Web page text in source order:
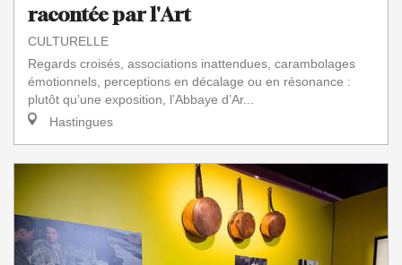
racontée par l'Art
CULTURELLE
Regards croisés, associations inattendues, carambolages
émotionnels, perceptions en décalage ou en résonance :
plutôt qu’une exposition, l’Abbaye d’Ar...
Hastingues